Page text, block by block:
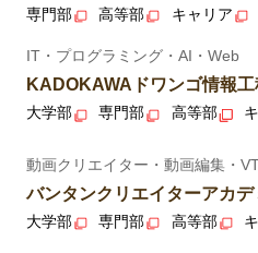
専門部 高等部 キャリア
IT・プログラミング・AI・Web
KADOKAWAドワンゴ情報
大学部 専門部 高等部
動画クリエイター・動画編集・
バンタンクリエイターアカデ
大学部 専門部 高等部